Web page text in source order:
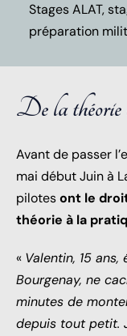
Stages ALAT,
préparation
De la théorie
Avant de passer
mai début Juin à
pilotesont le
théorie à la
« Valentin, 15
Bourgenay, ne
minutes de
depuis tout petit.